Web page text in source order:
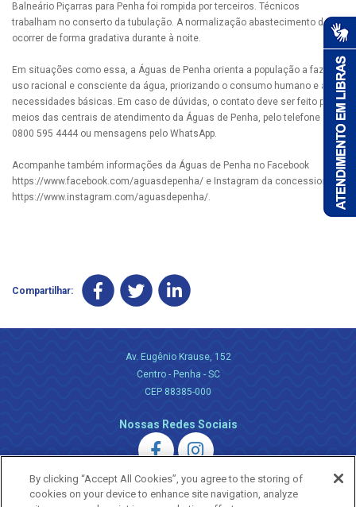
Balneário Piçarras para Penha foi rompida por terceiros. Técnicos
trabalham no conserto da tubulação. A normalização abastecimento deve
ocorrer de forma gradativa durante à noite.
Em situações como essa, a Águas de Penha orienta a população a fazer
uso racional e consciente da água, priorizando o consumo humano e as
necessidades básicas. Em caso de dúvidas, o contato deve ser feito por
meios das centrais de atendimento da Águas de Penha, pelo telefone
0800 595 4444 ou mensagens pelo WhatsApp.
Acompanhe também informações da Águas de Penha no Facebook
https://www.facebook.com/aguasdepenha/ e Instagram da concessionária
https://www.instagram.com/aguasdepenha/.
Compartilhar:
Av. Eugênio Krause, 152
Centro - Penha - SC
CEP 88385-000
Nossas Redes Sociais
By clicking “Accept All Cookies”, you agree to the storing of
cookies on your device to enhance site navigation, analyze